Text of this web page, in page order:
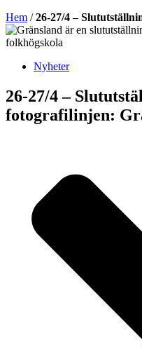
Hem /26-27/4 –
Nyheter
26-27/4 –
fotografilinjen: